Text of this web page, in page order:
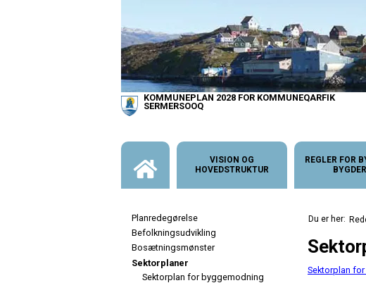
KOMMUNEPLAN 2028 FOR KOMMUNEQARFIK
SERMERSOOQ
VISION OG
HOVEDSTRUKTUR
REGLER FOR
BYGDER
Planredegørelse
Befolkningsudvikling
Bosætningsmønster
Sektorplaner
Sektorplan for byggemodning
Sektorplan